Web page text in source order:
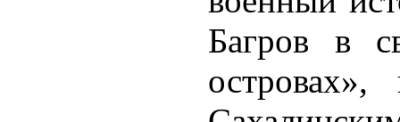
Багров в